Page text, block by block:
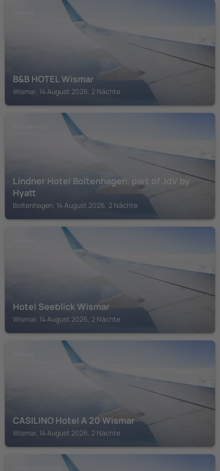
B&B HOTEL Wismar
Wismar, 14 August 2026, 2 Nächte
Lindner Hotel Boltenhagen, part of JdV by
Hyatt
Boltenhagen, 14 August 2026, 2 Nächte
Hotel Seeblick Wismar
Wismar, 14 August 2026, 2 Nächte
CASILINO Hotel A 20 Wismar
Wismar, 14 August 2026, 2 Nächte